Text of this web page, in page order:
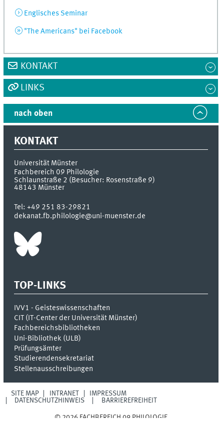
Englisches Seminar
"The Americans" bei Facebook
KONTAKT
LINKS
nach oben
KONTAKT
Universität Münster
Fachbereich 09 Philologie
Schlaunstraße 2 (Besucher: Rosenstraße 9)
48143 Münster
Tel:+49 251 83-29821
dekanat.fb.philologie@uni-muenster.de
TOP-LINKS
IVV1 - Geisteswissenschaften
CIT (IT-Center der Universität Münster)
Fachbereichsbibliotheken
Uni-Bibliothek (ULB)
Prüfungsämter
Studierendensekretariat
Stellenausschreibungen
SITE MAP INTRANET
IMPRESSUM
DATENSCHUTZHINWEIS
BARRIEREFREIHEIT
© 2026 FACHBEREICH 09 PHILOLOGIE